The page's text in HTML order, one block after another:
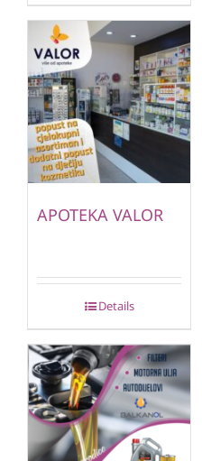
APOTEKA VALOR
Details